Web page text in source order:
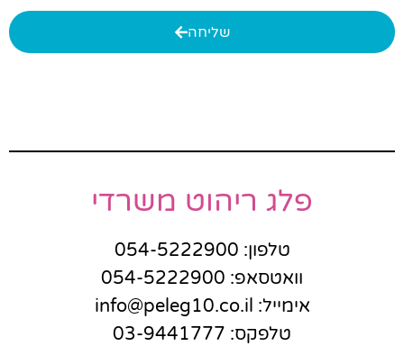
שליחה
פלג ריהוט משרדי
טלפון: 054-5222900
וואטסאפ: 054-5222900
אימייל: info@peleg10.co.il
טלפקס: 03-9441777